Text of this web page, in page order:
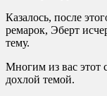
Казалось, после
ремарок, Эберт
тему.
Многим из вас этот
дохлой темой.